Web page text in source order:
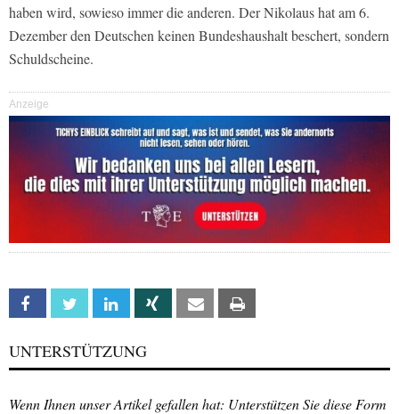
haben wird, sowieso immer die anderen. Der Nikolaus hat am 6.
Dezember den Deutschen keinen Bundeshaushalt beschert, sondern
Schuldscheine.
Anzeige
Facebook Twitter Linkedin Xing Email
UNTERSTÜTZUNG
Wenn Ihnen unser Artikel gefallen hat: Unterstützen Sie diese Form